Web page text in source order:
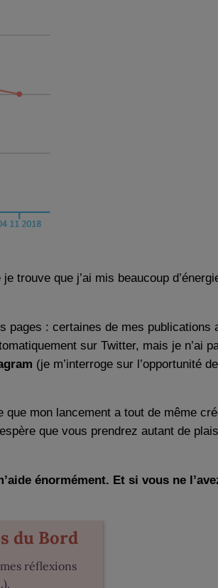
trouve que j’ai mis beaucoup
pages : certaines de mes publications
sur Twitter, mais je n’ai
(je m’interroge sur l’opportunité
mon lancement a tout de même
que vous prendrez autant de
énormément. Et si vous ne